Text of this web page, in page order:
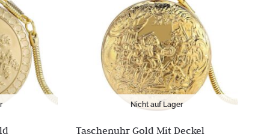
Nicht auf Lager
Taschenuhr Gold Mit Deckel